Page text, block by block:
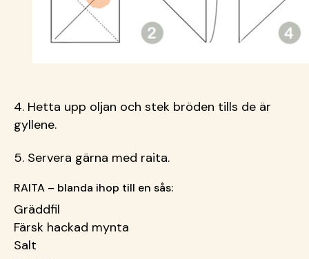
4. Hetta upp oljan och stek bröden tills de är
gyllene.
5. Servera gärna med raita.
RAITA – blanda ihop till en sås:
Gräddfil
Färsk hackad mynta
Salt